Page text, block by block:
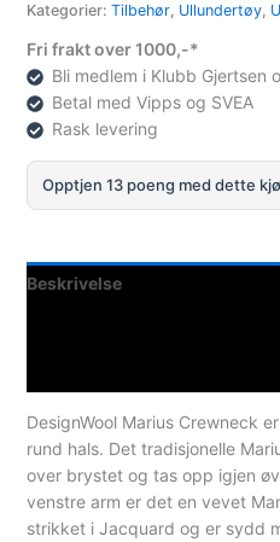
Neck
dame
Norefjell
antall
Kategorier:Tilbehør, Ullundertøy,
Fri frakt over 1000,-*
Bli medlem i Klubb Gjertsen
Betal med Vipps og SVEA
Rask levering
Opptjen 13 poeng med dette
Beskrivelse
DesignWool Marius Crewneck
rund hals. Det tradisjonelle
over brystet og tas opp igjen
venstre arm er det en vevet
strikket i Jacquard og er sydd